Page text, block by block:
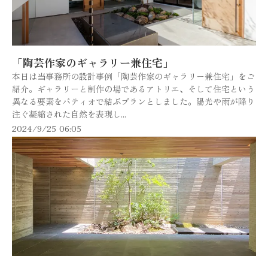
「陶芸作家のギャラリー兼住宅」
本日は当事務所の設計事例「陶芸作家のギャラリー兼住宅」をご
紹介。ギャラリーと制作の場であるアトリエ、そして住宅という
異なる要素をパティオで結ぶプランとしました。陽光や雨が降り
注ぐ凝縮された自然を表現し...
2024/9/25 06:05